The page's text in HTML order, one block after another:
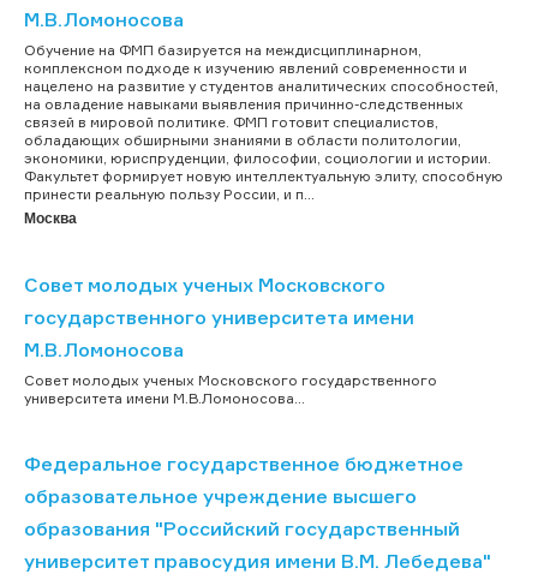
М.В.Ломоносова
Обучение на ФМП базируется на междисциплинарном,
комплексном подходе к изучению явлений современности и
нацелено на развитие у студентов аналитических способностей,
на овладение навыками выявления причинно-следственных
связей в мировой политике. ФМП готовит специалистов,
обладающих обширными знаниями в области политологии,
экономики, юриспруденции, философии, социологии и истории.
Факультет формирует новую интеллектуальную элиту, способную
принести реальную пользу России, и п...
Москва
Совет молодых ученых Московского
государственного университета имени
М.В.Ломоносова
Совет молодых ученых Московского государственного
университета имени М.В.Ломоносова...
Федеральное государственное бюджетное
образовательное учреждение высшего
образования "Российский государственный
университет правосудия имени В.М. Лебедева"